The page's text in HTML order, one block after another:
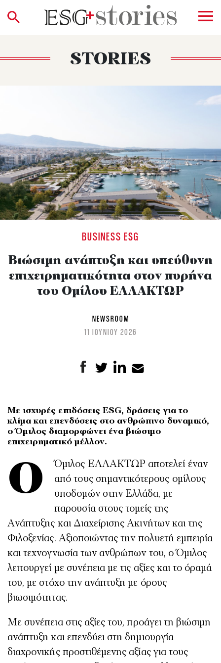
STORIES
BUSINESS ESG
Βιώσιμη ανάπτυξη και υπεύθυνη
επιχειρηματικότητα στον πυρήνα
του Ομίλου ΕΛΛΑΚΤΩΡ
NEWSROOM
11 ΙΟΥΝΙΟΥ 2026
Με ισχυρές επιδόσεις ESG, δράσεις για το
κλίμα και επενδύσεις στο ανθρώπινο δυναμικό,
ο Όμιλος διαμορφώνει ένα βιώσιμο
επιχειρηματικό μέλλον.
Ο Όμιλος ΕΛΛΑΚΤΩΡ αποτελεί έναν
από τους σημαντικότερους ομίλους
υποδομών στην Ελλάδα, με
παρουσία στους τομείς της
Ανάπτυξης και Διαχείρισης Ακινήτων και της
Φιλοξενίας. Αξιοποιώντας την πολυετή εμπειρία
και τεχνογνωσία των ανθρώπων του, ο Όμιλος
λειτουργεί με συνέπεια με τις αξίες και το όραμά
του, με στόχο την ανάπτυξη με όρους
βιωσιμότητας.
Με συνέπεια στις αξίες του, προάγει τη βιώσιμη
ανάπτυξη και επενδύει στη δημιουργία
διαχρονικής προστιθέμενης αξίας για τους